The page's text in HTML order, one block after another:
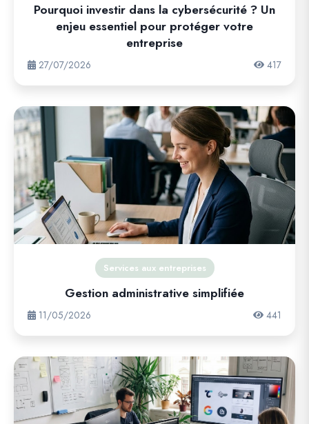
Pourquoi investir dans la cybersécurité ? Un
enjeu essentiel pour protéger votre
entreprise
27/07/2026 417
Services aux entreprises
Gestion administrative simplifiée
11/05/2026 441